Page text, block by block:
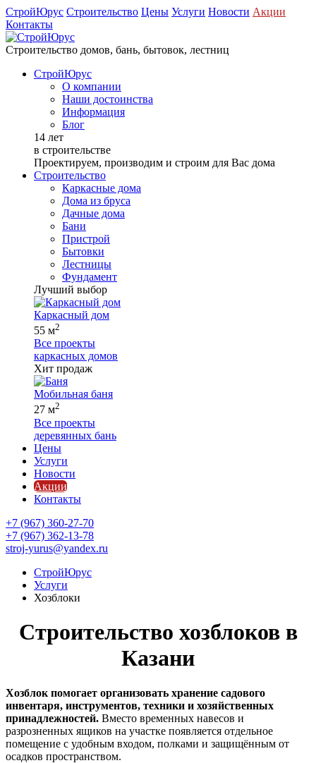
СтройЮрус Строительство Цены Услуги Новости Акции
Контакты
Строительство домов, бань, бытовок, лестниц
СтройЮрус
О компании
Наши достоинства
Информация
Блог
14 лет
в строительстве
Проектируем, производим и строим для Вас дома
Строительство
Каркасные дома
Дома из бруса
Дачные дома
Бани
Пристрой
Бытовки
Лестницы
Фундамент
Лучший выбор
Каркасный дом
55 м2
Все проекты
каркасных домов
Хит продаж
Мобильная баня
27 м2
Все проекты
деревянных бань
Цены
Услуги
Новости
Акции
Контакты
+7 (967) 360-27-70
+7 (967) 362-13-78
stroj-yurus@yandex.ru
СтройЮрус
Услуги
Хозблоки
Строительство хозблоков в
Казани
Хозблок помогает организовать хранение садового
инвентаря, инструментов, техники и хозяйственных
принадлежностей. Вместо временных навесов и
разрозненных ящиков на участке появляется отдельное
помещение с удобным входом, полками и защищённым от
осадков пространством.